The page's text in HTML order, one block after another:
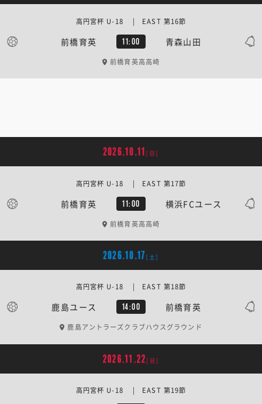
前橋育英 11:00 青森山田
高円宮杯 U-18 | EAST 第16節
前橋育英高高崎
2026.10.11 [日]
前橋育英 11:00 横浜FCユース
高円宮杯 U-18 | EAST 第17節
前橋育英高高崎
2026.10.17[土]
鹿島ユース 14:00 前橋育英
高円宮杯 U-18 | EAST 第18節
鹿島アントラーズクラブハウスグラウンド
2026.11.22 [日]
高円宮杯 U-18 | EAST 第19節